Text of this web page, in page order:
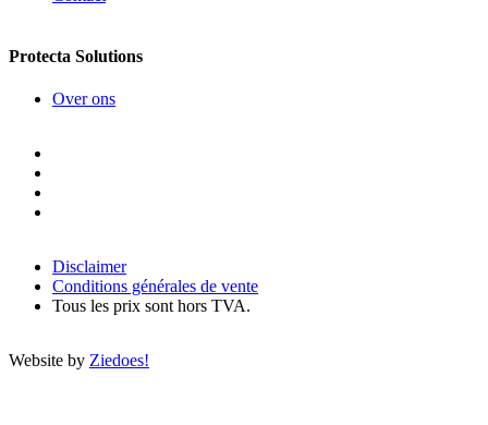
Protecta Solutions
Over ons
Disclaimer
Conditions générales de vente
Tous les prix sont hors TVA.
Website by Ziedoes!